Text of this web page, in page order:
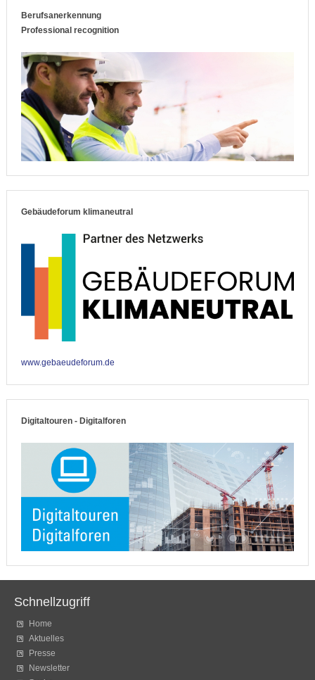
Berufsanerkennung
Professional recognition
Gebäudeforum klimaneutral
www.gebaeudeforum.de
Digitaltouren - Digitalforen
Schnellzugriff
Home
Aktuelles
Presse
Newsletter